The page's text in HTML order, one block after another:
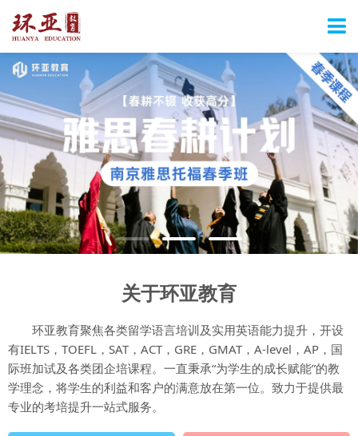
关于环亚教育
环亚教育聚焦各类留学语言培训及实用英语能力提升，开设
有IELTS，TOEFL，SAT，ACT，GRE，GMAT，A-level，AP，国
际班加试及各类团企培课程。一直秉承“为学生的成长赋能”的教
学理念，将学生的利益和客户的满意放在第一位。致力于提供最
专业的考培提升一站式服务。